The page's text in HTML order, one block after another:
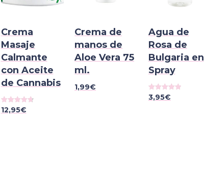
Crema
Masaje
Calmante
con Aceite
de Cannabis
Valorado
con
12,95€
Crema de
manos de
Aloe Vera 75
ml.
1,99€
Agua de
Rosa de
Bulgaria en
Spray
Valorado
con
3,95€